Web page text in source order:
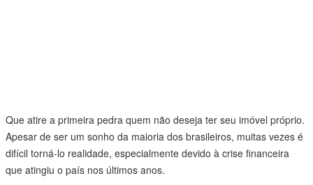
Que atire a primeira pedra quem não deseja ter seu imóvel próprio.
Apesar de ser um sonho da maioria dos brasileiros, muitas vezes é
difícil torná-lo realidade, especialmente devido à crise financeira
que atingiu o país nos últimos anos.